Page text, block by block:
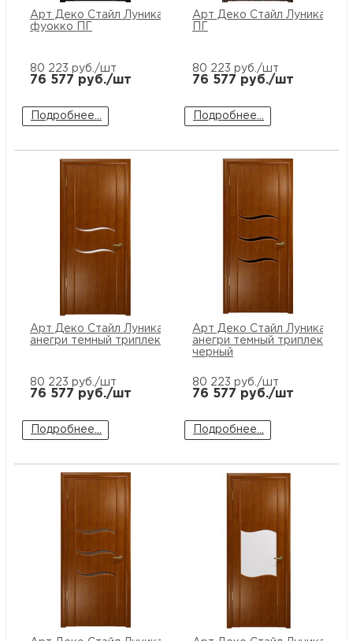
Арт Деко Стайл Луника-6
фуокко ПГ
80 223 руб./шт
76 577 руб./шт
Подробнее...
Арт Деко Стайл Луника-6
80 223 руб./шт
76 577 руб./шт
Подробнее...
Арт Деко Стайл Луника-2
анегри темный триплекс белый
80 223 руб./шт
76 577 руб./шт
Подробнее...
Арт Деко Стайл Луника-3
анегри темный триплекс
черный
80 223 руб./шт
76 577 руб./шт
Подробнее...